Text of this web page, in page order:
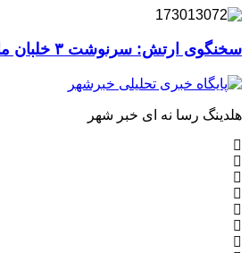
سخنگوی ارتش: سرنوشت ۳ خلبان ما هنوز مشخص نیست
هلدینگ رسا نه ای خبر شهر